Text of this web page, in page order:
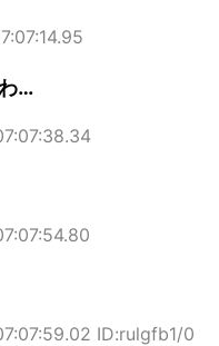
…
ID:rulgfb1/0